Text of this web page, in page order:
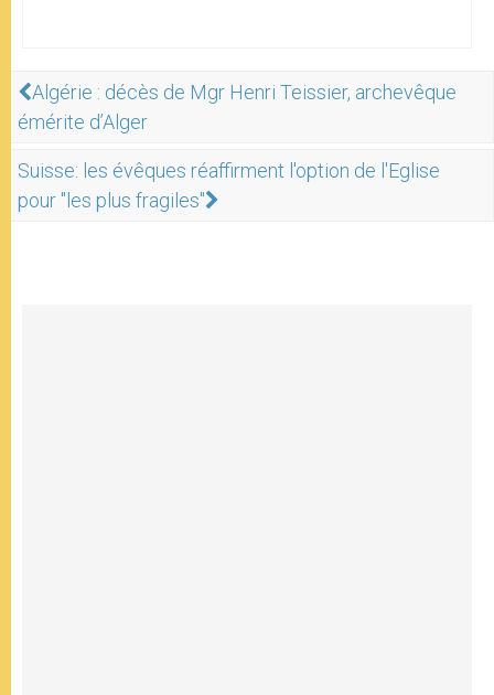
Algérie : décès de Mgr Henri Teissier, archevêque
émérite d’Alger
Suisse: les évêques réaffirment l'option de l'Eglise
pour "les plus fragiles"